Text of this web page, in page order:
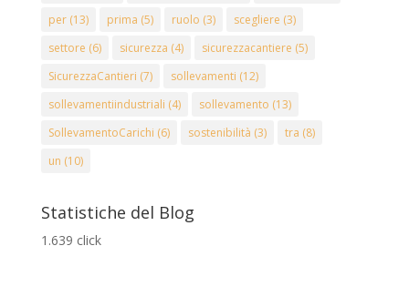
per(13) prima (5) ruolo (3) scegliere (3)
settore (6) sicurezza (4) sicurezzacantiere (5)
SicurezzaCantieri (7) sollevamenti (12)
sollevamentiindustriali (4) sollevamento (13)
SollevamentoCarichi (6) sostenibilità (3) tra (8)
un (10)
Statistiche del Blog
1.639 click